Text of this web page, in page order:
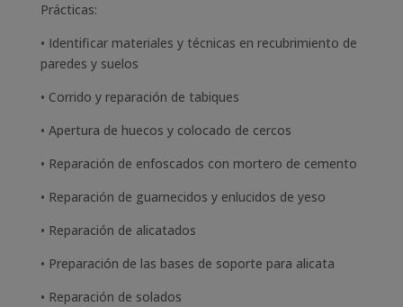
Prácticas:
• Identificar materiales y técnicas en recubrimiento de
paredes y suelos
• Corrido y reparación de tabiques
• Apertura de huecos y colocado de cercos
• Reparación de enfoscados con mortero de cemento
• Reparación de guarnecidos y enlucidos de yeso
• Reparación de alicatados
• Preparación de las bases de soporte para alicata
• Reparación de solados